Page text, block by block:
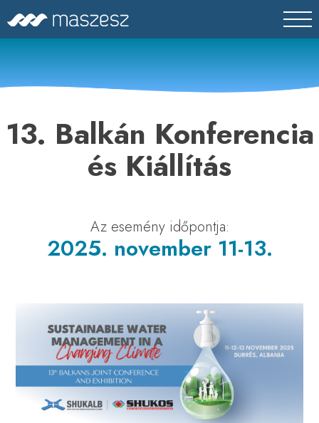
to
content
MASZESZ
Magyar Víz- és Szennyvíztechnikai Szövetség
13. Balkán Konferencia
és Kiállítás
Az esemény időpontja:
2025. november 11-13.